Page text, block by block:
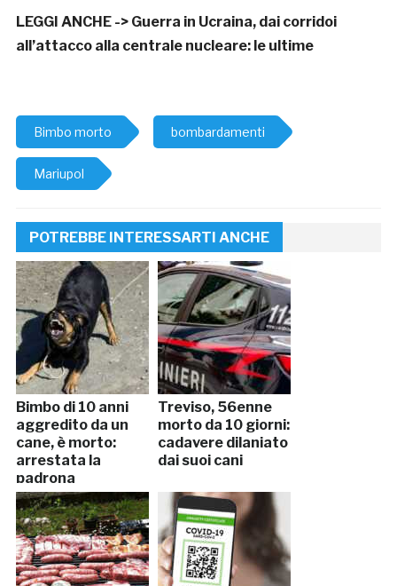
LEGGI ANCHE -> Guerra in Ucraina, dai corridoi
all’attacco alla centrale nucleare: le ultime
Bimbo morto bombardamenti
Mariupol
POTREBBE INTERESSARTI ANCHE
Bimbo di 10 anni
aggredito da un
cane, è morto:
arrestata la
padrona
Treviso, 56enne
morto da 10 giorni:
cadavere dilaniato
dai suoi cani